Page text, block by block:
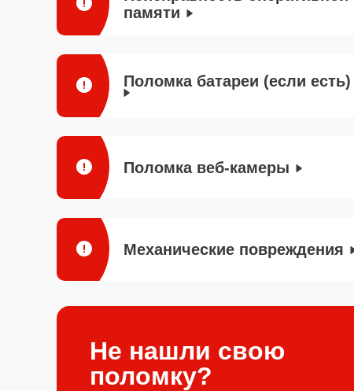
памяти
Поломка батареи (если есть)
Поломка веб-камеры
Механические повреждения
Не нашли свою
поломку?